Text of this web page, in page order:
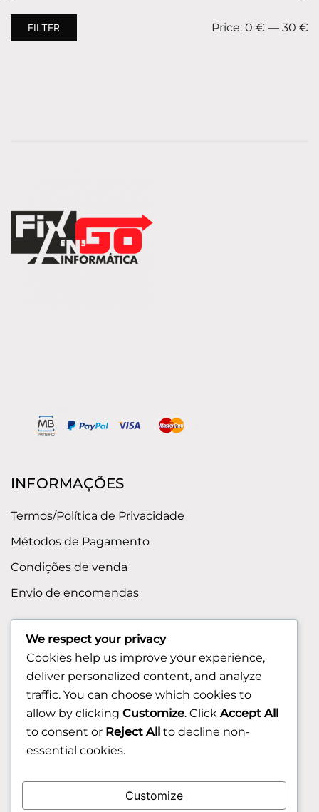
FILTER Price: 0 € — 30 €
INFORMAÇÕES
Termos/Política de Privacidade
Métodos de Pagamento
Condições de venda
Envio de encomendas
Contactos
Sobre nos
FAQ (Perguntas Frequentes)
CLIENTE
Área do Cliente
Livro de Reclamações
We respect your privacy
Cookies help us improve your experience,
deliver personalized content, and analyze
traffic. You can choose which cookies to
allow by clicking Customize. Click Accept All
to consent or Reject All to decline non-
essential cookies.
Customize